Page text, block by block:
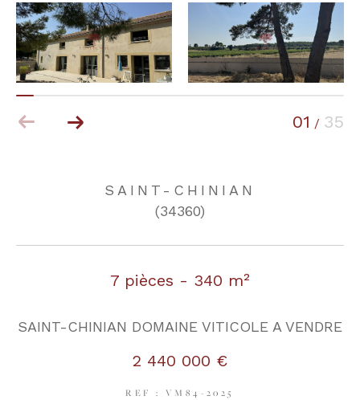
01 / 35
SAINT-CHINIAN
(34360)
7 pièces - 340 m²
SAINT-CHINIAN DOMAINE VITICOLE A VENDRE
2 440 000 €
REF : VM84-2025
AFFINER LES CRITÈRES
TERRASSE PARKING PISCINE
RECHERCHER